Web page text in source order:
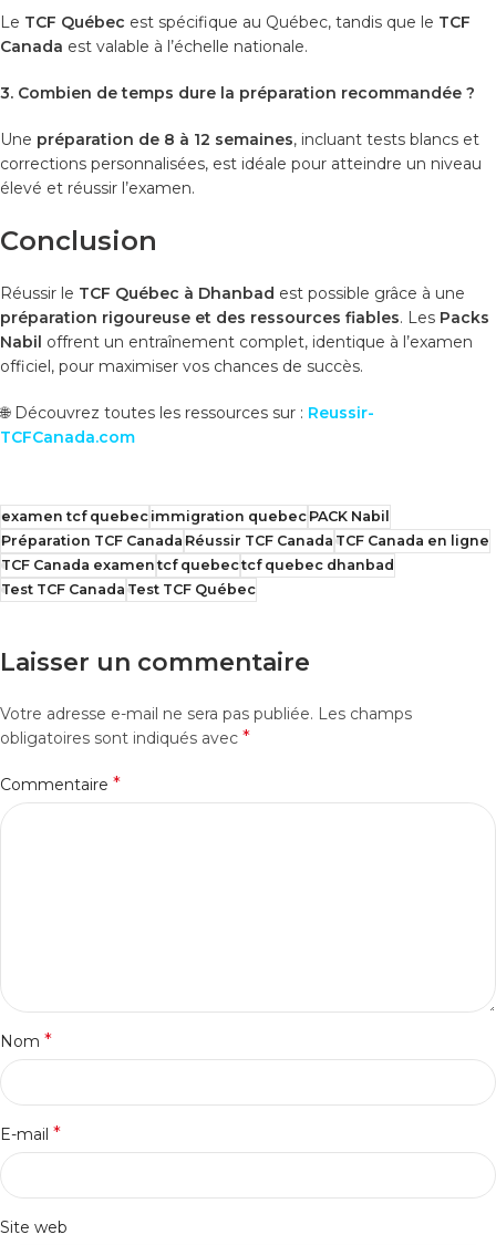
Le TCF Québec est spécifique au Québec, tandis que le TCF
Canada est valable à l’échelle nationale.
3. Combien de temps dure la préparation recommandée ?
Une préparation de 8 à 12 semaines, incluant tests blancs et
corrections personnalisées, est idéale pour atteindre un niveau
élevé et réussir l’examen.
Conclusion
Réussir le TCF Québec à Dhanbad est possible grâce à une
préparation rigoureuse et des ressources fiables. Les Packs
Nabil offrent un entraînement complet, identique à l’examen
officiel, pour maximiser vos chances de succès.
🌐 Découvrez toutes les ressources sur : Reussir-
TCFCanada.com
examen tcf quebecimmigration quebecPACK Nabil
Préparation TCF Canada Réussir TCF Canada TCF Canada en ligne
TCF Canada examen tcf quebectcf quebec dhanbad
Test TCF Canada Test TCF Québec
Laisser un commentaire
Votre adresse e-mail ne sera pas publiée. Les champs
obligatoires sont indiqués avec *
Commentaire *
Nom *
E-mail *
Site web